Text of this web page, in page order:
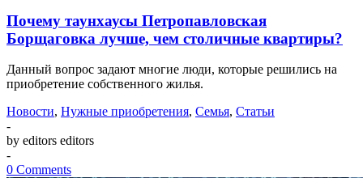
Почему таунхаусы Петропавловская
Борщаговка лучше, чем столичные квартиры?
Данный вопрос задают многие люди, которые решились на
приобретение собственного жилья.
Новости, Нужные приобретения, Семья, Статьи
-
by editors editors
-
0 Comments